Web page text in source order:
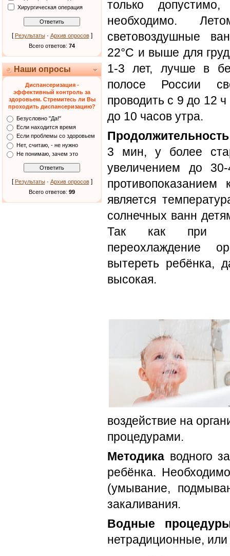
Хирургическая операция
[ Результаты· Архив опросов]
Всего ответов: 74
Наши опросы
Диспансеризация -
эффективный контроль за
здоровьем. Стремитесь ли Вы
проходить диспансеризацию?
Безусловно "Да!"
Если находится время
Если проблемы со здоровьем
Нет, считаю, - не нужно
Не понимаю, зачем это
[ Результаты· Архив опросов]
Всего ответов: 99
только
необходимо.
световоздушные
22°С и выше для
1-3 лет, лучше в
полосе России
проводить с 9 до 12
до 10 часов утра.
Продолжительность
3 мин, у более
увеличением до
является
солнечных ванн
Так как при
переохлаждение
вытереть ребёнка,
высокая.
воздействие на
процедурами.
Методика водного
ребёнка.
(умывание,
закаливания.
Водные
нетрадиционные,